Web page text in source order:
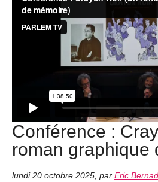
Conférence :
roman graphique
lundi 20 octobre 2025, par Eric Bernad